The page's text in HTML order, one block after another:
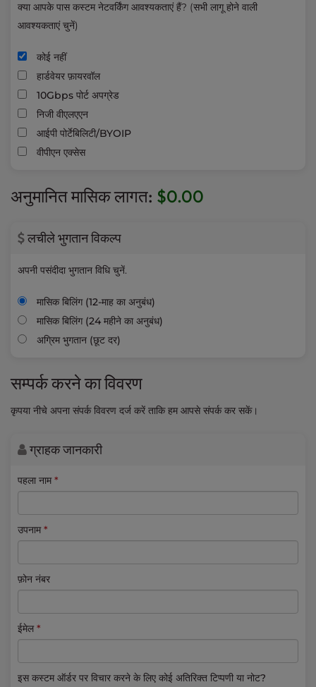
क्या आपके पास कस्टम नेटवर्किंग आवश्यकताएं हैं? (सभी लागू होने वाली
आवश्यकताएं चुनें)
कोई नहीं
हार्डवेयर फ़ायरवॉल
10Gbps पोर्ट अपग्रेड
निजी वीएलएएन
आईपी पोर्टेबिलिटी/BYOIP
वीपीएन एक्सेस
अनुमानित मासिक लागत: $0.00
लचीले भुगतान विकल्प
अपनी पसंदीदा भुगतान विधि चुनें.
मासिक बिलिंग (12-माह का अनुबंध)
मासिक बिलिंग (24 महीने का अनुबंध)
अग्रिम भुगतान (छूट दर)
सम्पर्क करने का विवरण
कृपया नीचे अपना संपर्क विवरण दर्ज करें ताकि हम आपसे संपर्क कर सकें।
ग्राहक जानकारी
पहला नाम*
उपनाम*
फ़ोन नंबर
ईमेल *
इस कस्टम ऑर्डर पर विचार करने के लिए कोई अतिरिक्त टिप्पणी या नोट?